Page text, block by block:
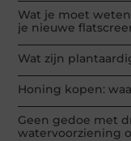
Wat je moet
je nieuwe
Wat zijn
Honing kopen:
Geen gedoe met
watervoorziening